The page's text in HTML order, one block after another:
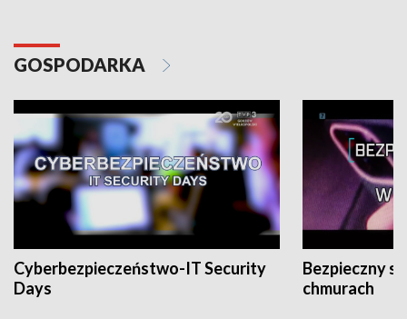
GOSPODARKA
Cyberbezpieczeństwo-IT Security
Days
Bezpieczny
chmurach